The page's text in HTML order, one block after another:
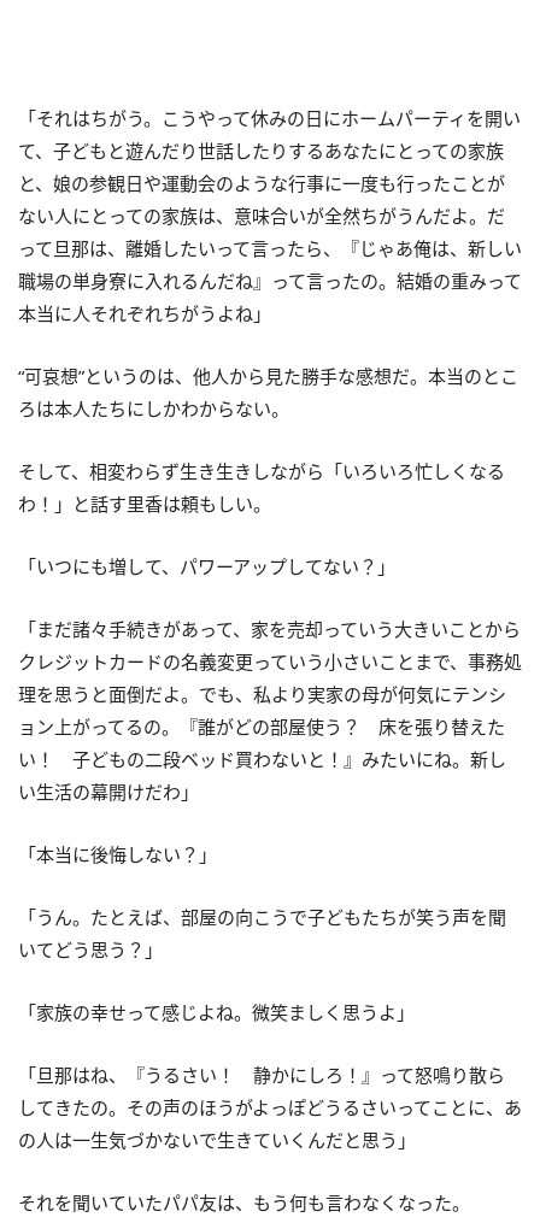
「それはちがう。こうやって休みの日にホームパーティを開い
て、子どもと遊んだり世話したりするあなたにとっての家族
と、娘の参観日や運動会のような行事に一度も行ったことが
ない人にとっての家族は、意味合いが全然ちがうんだよ。だ
って旦那は、離婚したいって言ったら、『じゃあ俺は、新しい
職場の単身寮に入れるんだね』って言ったの。結婚の重みって
本当に人それぞれちがうよね」
“可哀想”というのは、他人から見た勝手な感想だ。本当のとこ
ろは本人たちにしかわからない。
そして、相変わらず生き生きしながら「いろいろ忙しくなる
わ！」と話す里香は頼もしい。
「いつにも増して、パワーアップしてない？」
「まだ諸々手続きがあって、家を売却っていう大きいことから
クレジットカードの名義変更っていう小さいことまで、事務処
理を思うと面倒だよ。でも、私より実家の母が何気にテンシ
ョン上がってるの。『誰がどの部屋使う？ 床を張り替えた
い！ 子どもの二段ベッド買わないと！』みたいにね。新し
い生活の幕開けだわ」
「本当に後悔しない？」
「うん。たとえば、部屋の向こうで子どもたちが笑う声を聞
いてどう思う？」
「家族の幸せって感じよね。微笑ましく思うよ」
「旦那はね、『うるさい！ 静かにしろ！』って怒鳴り散ら
してきたの。その声のほうがよっぽどうるさいってことに、あ
の人は一生気づかないで生きていくんだと思う」
それを聞いていたパパ友は、もう何も言わなくなった。